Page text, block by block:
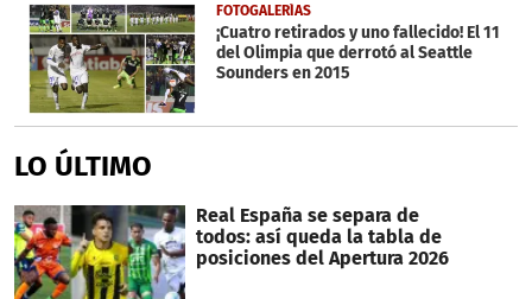
FOTOGALERÍAS
¡Cuatro retirados y uno fallecido! El 11
del Olimpia que derrotó al Seattle
Sounders en 2015
LO ÚLTIMO
Real España se separa de
todos: así queda la tabla de
posiciones del Apertura 2026